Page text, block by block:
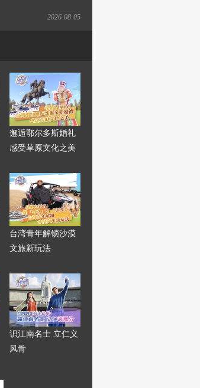
2026-08-05
邂逅鄂尔多斯婚礼
感受草原文化之美
台湾青年解锁沙漠
文旅新玩法
识江南名士 立仁义
风骨